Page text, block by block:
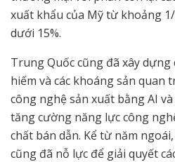
xuất khẩu của Mỹ từ khoảng
dưới 15%.
Trung Quốc cũng đã xây
hiếm và các khoáng sản quan
công nghệ sản xuất bằng AI
tăng cường năng lực công
chất bán dẫn. Kể từ năm
cũng đã nỗ lực để giải quyết